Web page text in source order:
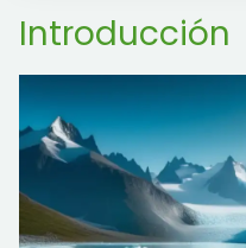
Introducción